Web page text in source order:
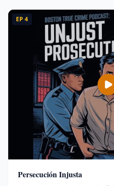
EP 4
Persecución Injusta